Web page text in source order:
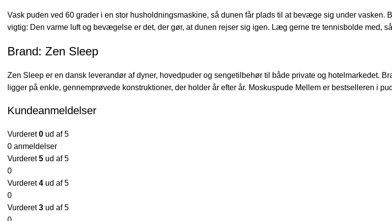
Vask puden ved 60 grader i en stor husholdningsmaskine, så dunen får plads til at bevæge sig under vasken.
vigtig: Den varme luft og bevægelse er det, der gør, at dunen rejser sig igen. Læg gerne tre tennisbolde med,
Brand: Zen Sleep
Zen Sleep er en dansk leverandør af dyner, hovedpuder og sengetilbehør til både private og hotelmarkedet.
ligger på enkle, gennemprøvede konstruktioner, der holder år efter år. Moskuspude Mellem er bestselleren i
Kundeanmeldelser
Vurderet0 ud af 5
0 anmeldelser
Vurderet5 ud af 5
0
Vurderet4 ud af 5
0
Vurderet3 ud af 5